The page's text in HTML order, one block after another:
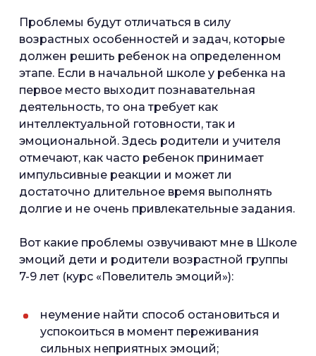
Проблемы будут отличаться в силу
возрастных особенностей и задач, которые
должен решить ребенок на определенном
этапе. Если в начальной школе у ребенка на
первое место выходит познавательная
деятельность, то она требует как
интеллектуальной готовности, так и
эмоциональной. Здесь родители и учителя
отмечают, как часто ребенок принимает
импульсивные реакции и может ли
достаточно длительное время выполнять
долгие и не очень привлекательные задания.
Вот какие проблемы озвучивают мне в Школе
эмоций дети и родители возрастной группы
7-9 лет (курс «Повелитель эмоций»):
неумение найти способ остановиться и
успокоиться в момент переживания
сильных неприятных эмоций;